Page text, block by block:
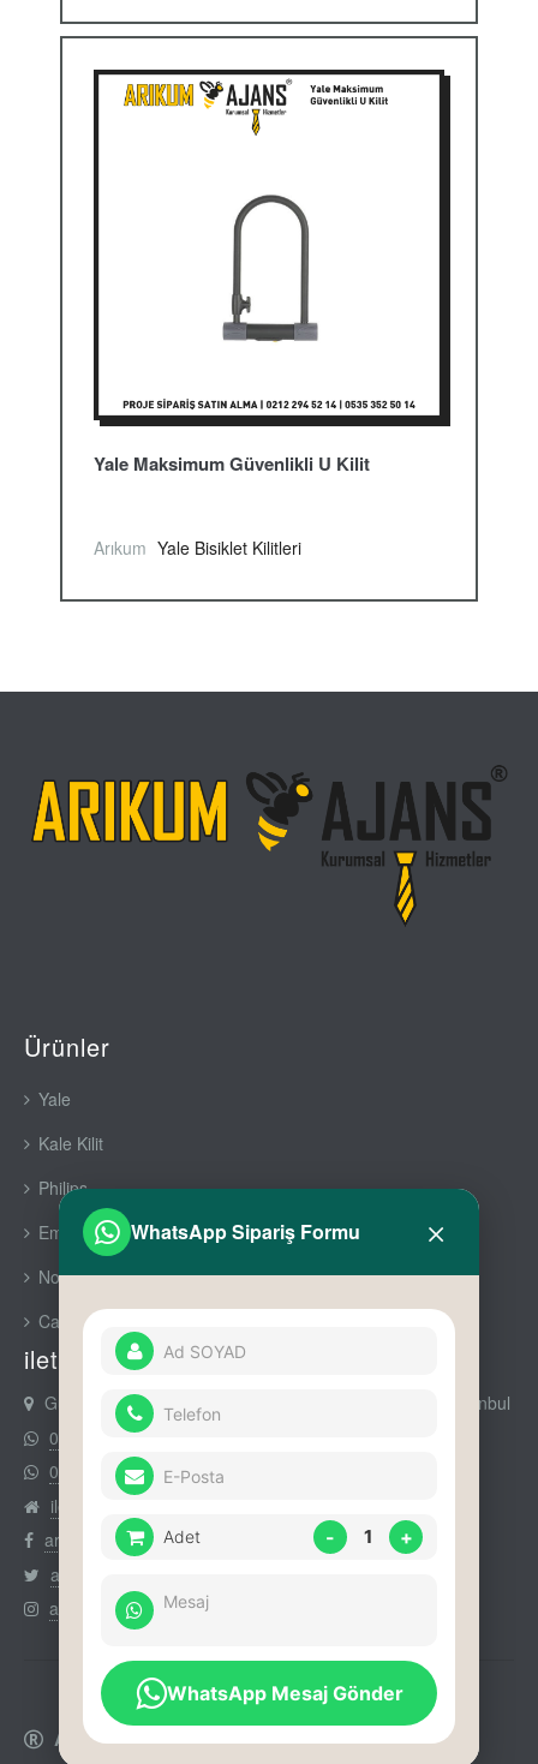
Yale Maksimum Güvenlikli U Kilit
Arıkum Yale Bisiklet Kilitleri
Ürünler
Yale
Kale Kilit
Philips
Emaks Prime
Nowa Premium
Cam Aksesuarları
iletişim
Gürsel Mah Nurtaç Cad No : 90 Daire : 11 Kağıthane İstanbul
0212 294 52 14
0535 352 50 14
iletişim
arikumajans
arikumajans
arikumajans
Arıkum Ajans Kurumsal Hizmetler
WhatsApp Sipariş Formu ×
Adet - 1 +
WhatsApp Mesaj Gönder